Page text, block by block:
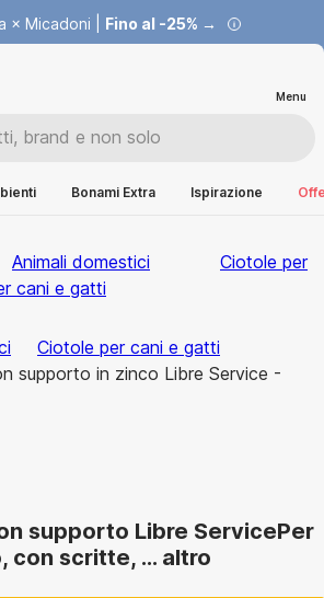
× Micadoni | Fino al -25% →
Menu
Bonami Extra Ispirazione
Animali domestici
Ciotole per
cani e gatti
Ciotole per cani e gatti
supporto Libre ServicePer
con scritte, … altro